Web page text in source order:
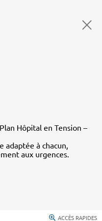
Hôpital en Tension –
adaptée à chacun,
aux urgences.
ACCÈS RAPIDES